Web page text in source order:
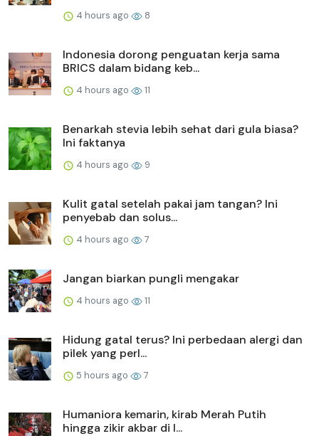
4 hours ago 8
Indonesia dorong penguatan kerja sama
BRICS dalam bidang keb...
4 hours ago 11
Benarkah stevia lebih sehat dari gula biasa?
Ini faktanya
4 hours ago 9
Kulit gatal setelah pakai jam tangan? Ini
penyebab dan solus...
4 hours ago 7
Jangan biarkan pungli mengakar
4 hours ago 11
Hidung gatal terus? Ini perbedaan alergi dan
pilek yang perl...
5 hours ago 7
Humaniora kemarin, kirab Merah Putih
hingga zikir akbar di I...